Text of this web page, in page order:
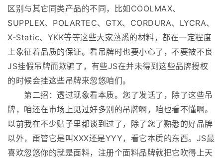
区别与其它同类产品的不同，比如COOLMAX、
SUPPLEX、POLARTEC、GTX、CORDURA、LYCRA、
X-Static、YKK等等这些大家熟悉的材料，都在一定程度
上象征着品质的保证。看吊牌时也要小心了，不要被不良
JS挂假吊牌而欺骗了，有些JS在并未得到这些品牌授权
的时候会挂这些吊牌来忽悠咱们。
第二招：透过现象看本质。您了发话了，除了这些吊
牌，咱还在市场上见过好多别的吊牌啊，咱也看不懂啊。
以前我在不少贴子里都谈到过了，除了您了熟悉的好品牌
以外，甭管它是叫XXX还是YYY，看它本质的东西。JS最
喜欢忽悠你的就是面料，注册个面料品牌就把它吹得上天